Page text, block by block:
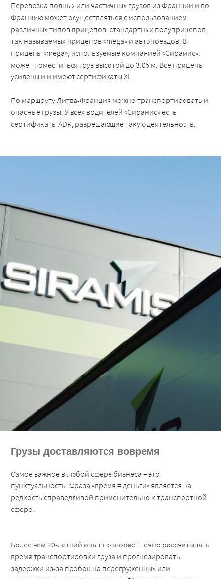
Перевозка полных или частичных грузов из Франции и во
Францию может осуществляться с использованием
различных типов прицепов: стандартных полуприцепов,
так называемых прицепов «mega» и автопоездов. В
прицепы «mega», используемые компанией «Сирамис»,
может поместиться груз высотой до 3,05 м. Все прицепы
усилены и и имеют сертификаты XL.
По маршруту Литва-Франция можно транспортировать и
опасные грузы. У всех водителей «Сирамис» есть
сертификаты ADR, разрешающие такую деятельность.
Грузы доставляются вовремя
Самое важное в любой сфере бизнеса – это
пунктуальность. Фраза «время = деньги» является на
редкость справедливой применительно к транспортной
сфере.
Более чем 20-летний опыт позволяет точно рассчитывать
время транспортировки груза и прогнозировать
задержки из-за пробок на перегруженных или